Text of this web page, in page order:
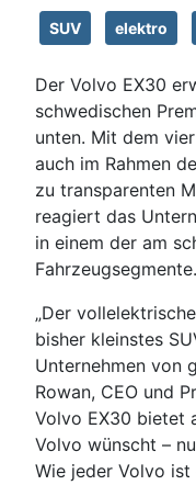
SUV elektro
Der Volvo EX30
schwedischen
unten. Mit dem
auch im Rahmen
zu transparenten
reagiert das
in einem der am
Fahrzeugsegmente.
„Der
bisher kleinstes
Unternehmen von
Rowan, CEO und
Volvo EX30 bietet
Volvo wünscht –
Wie jeder Volvo